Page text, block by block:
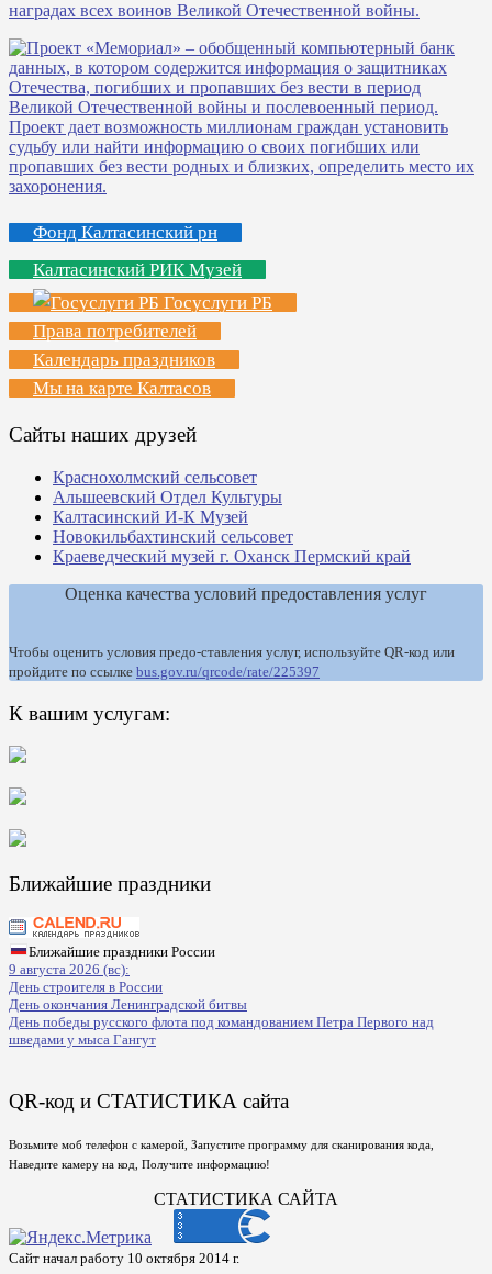
Фонд Калтасинский рн
Калтасинский РИК Музей
Госуслуги РБ
Права потребителей
Календарь праздников
Мы на карте Калтасов
Сайты наших друзей
Краснохолмский сельсовет
Альшеевский Отдел Культуры
Калтасинский И-К Музей
Новокильбахтинский сельсовет
Краеведческий музей г. Оханск Пермский край
Оценка качества условий предоставления услуг
Чтобы оценить условия предо-ставления услуг, используйте QR-код или
пройдите по ссылке bus.gov.ru/qrcode/rate/225397
К вашим услугам:
Ближайшие праздники
Ближайшие праздники России
9 августа 2026 (вс):
День строителя в России
День окончания Ленинградской битвы
День победы русского флота под командованием Петра Первого над
шведами у мыса Гангут
QR-код и СТАТИСТИКА сайта
Возьмите моб телефон с камерой, Запустите программу для сканирования кода,
Наведите камеру на код, Получите информацию!
СТАТИСТИКА САЙТА
Сайт начал работу 10 октября 2014 г.